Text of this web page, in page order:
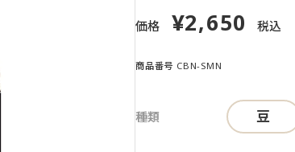
価格 ¥2,650 税込
商品番号 CBN-SMN
種類 豆